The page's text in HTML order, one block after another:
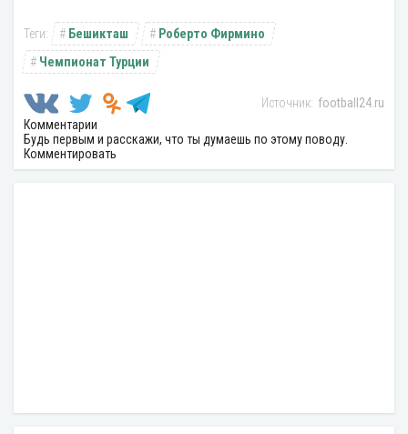
Бешикташ
Роберто Фирмино
Чемпионат Турции
football24.ru
Комментарии
Будь первым и расскажи, что ты думаешь по этому поводу.
Комментировать